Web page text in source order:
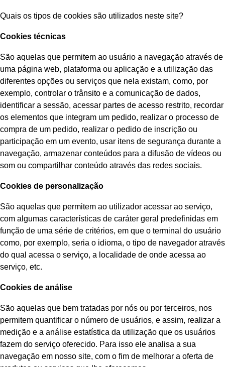
Quais os tipos de cookies são utilizados neste site?
Cookies técnicas
São aquelas que permitem ao usuário a navegação através de
uma página web, plataforma ou aplicação e a utilização das
diferentes opções ou serviços que nela existam, como, por
exemplo, controlar o trânsito e a comunicação de dados,
identificar a sessão, acessar partes de acesso restrito, recordar
os elementos que integram um pedido, realizar o processo de
compra de um pedido, realizar o pedido de inscrição ou
participação em um evento, usar itens de segurança durante a
navegação, armazenar conteúdos para a difusão de vídeos ou
som ou compartilhar conteúdo através das redes sociais.
Cookies de personalização
São aquelas que permitem ao utilizador acessar ao serviço,
com algumas características de caráter geral predefinidas em
função de uma série de critérios, em que o terminal do usuário
como, por exemplo, seria o idioma, o tipo de navegador através
do qual acessa o serviço, a localidade de onde acessa ao
serviço, etc.
Cookies de análise
São aquelas que bem tratadas por nós ou por terceiros, nos
permitem quantificar o número de usuários, e assim, realizar a
medição e a análise estatística da utilização que os usuários
fazem do serviço oferecido. Para isso ele analisa a sua
navegação em nosso site, com o fim de melhorar a oferta de